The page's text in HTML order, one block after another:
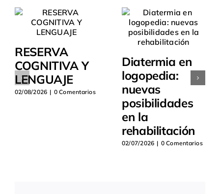
RESERVA
COGNITIVA Y
LENGUAJE
02/08/2026 | 0 Comentarios
Diatermia en
logopedia:
nuevas
posibilidades
en la
rehabilitación
02/07/2026 | 0 Comentarios